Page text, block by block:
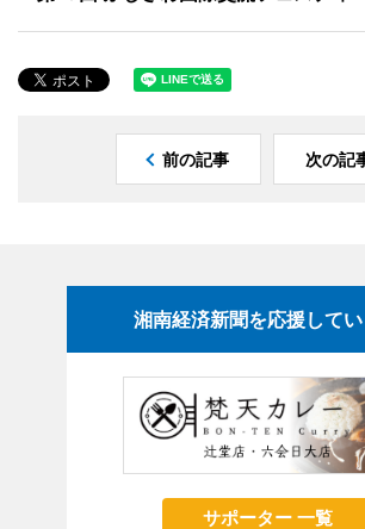
前の記事 次の記
湘南経済新聞を応援して
サポーター 一覧